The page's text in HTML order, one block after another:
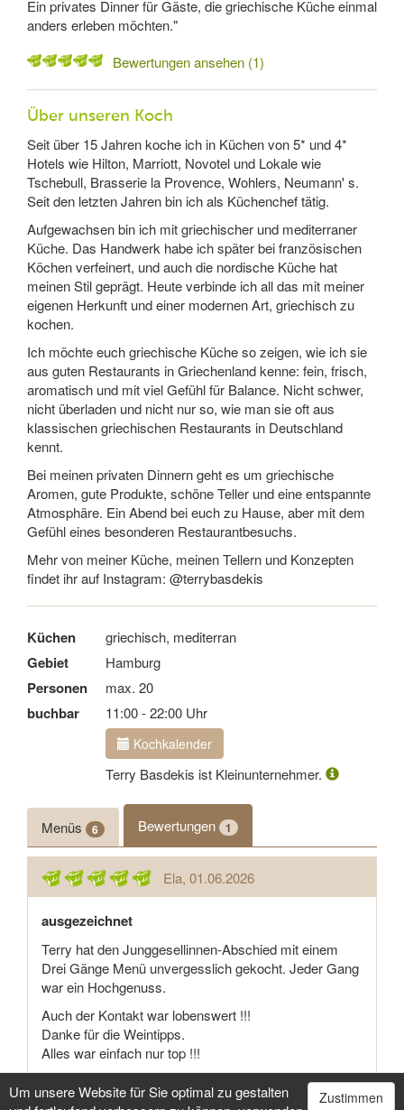
Ein privates Dinner für Gäste, die griechische Küche einmal
anders erleben möchten."
Bewertungen ansehen (1)
Über unseren Koch
Seit über 15 Jahren koche ich in Küchen von 5* und 4*
Hotels wie Hilton, Marriott, Novotel und Lokale wie
Tschebull, Brasserie la Provence, Wohlers, Neumann' s.
Seit den letzten Jahren bin ich als Küchenchef tätig.
Aufgewachsen bin ich mit griechischer und mediterraner
Küche. Das Handwerk habe ich später bei französischen
Köchen verfeinert, und auch die nordische Küche hat
meinen Stil geprägt. Heute verbinde ich all das mit meiner
eigenen Herkunft und einer modernen Art, griechisch zu
kochen.
Ich möchte euch griechische Küche so zeigen, wie ich sie
aus guten Restaurants in Griechenland kenne: fein, frisch,
aromatisch und mit viel Gefühl für Balance. Nicht schwer,
nicht überladen und nicht nur so, wie man sie oft aus
klassischen griechischen Restaurants in Deutschland
kennt.
Bei meinen privaten Dinnern geht es um griechische
Aromen, gute Produkte, schöne Teller und eine entspannte
Atmosphäre. Ein Abend bei euch zu Hause, aber mit dem
Gefühl eines besonderen Restaurantbesuchs.
Mehr von meiner Küche, meinen Tellern und Konzepten
findet ihr auf Instagram: @terrybasdekis
Küchen griechisch, mediterran
Gebiet Hamburg
Personen max. 20
buchbar 11:00 - 22:00 Uhr
Kochkalender
Terry Basdekis ist Kleinunternehmer.
Menüs 6 Bewertungen 1
Ela, 01.06.2026
ausgezeichnet
Terry hat den Junggesellinnen-Abschied mit einem
Drei Gänge Menü unvergesslich gekocht. Jeder Gang
war ein Hochgenuss.
Auch der Kontakt war lobenswert !!!
Danke für die Weintipps.
Alles war einfach nur top !!!
Das war eine 10 von 10
Zustimmen
Um unsere Website für Sie optimal zu gestalten